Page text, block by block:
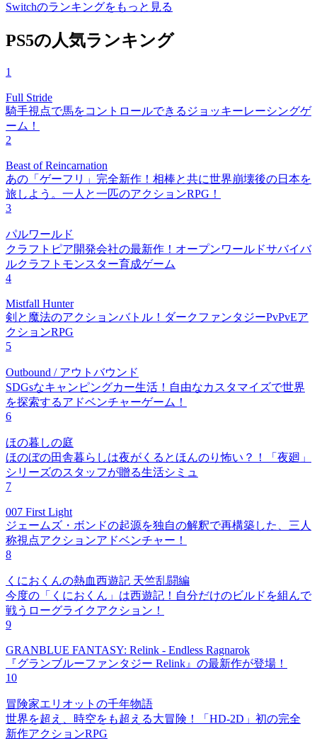
Switchのランキングをもっと見る
PS5の人気ランキング
1
Full Stride
騎手視点で馬をコントロールできるジョッキーレーシングゲ
ーム！
2
Beast of Reincarnation
あの「ゲーフリ」完全新作！相棒と共に世界崩壊後の日本を
旅しよう。一人と一匹のアクションRPG！
3
パルワールド
クラフトピア開発会社の最新作！オープンワールドサバイバ
ルクラフトモンスター育成ゲーム
4
Mistfall Hunter
剣と魔法のアクションバトル！ダークファンタジーPvPvEア
クションRPG
5
Outbound / アウトバウンド
SDGsなキャンピングカー生活！自由なカスタマイズで世界
を探索するアドベンチャーゲーム！
6
ほの暮しの庭
ほのぼの田舎暮らしは夜がくるとほんのり怖い？！「夜廻」
シリーズのスタッフが贈る生活シミュ
7
007 First Light
ジェームズ・ボンドの起源を独自の解釈で再構築した、三人
称視点アクションアドベンチャー！
8
くにおくんの熱血西遊記 天竺乱闘編
今度の「くにおくん」は西遊記！自分だけのビルドを組んで
戦うローグライクアクション！
9
GRANBLUE FANTASY: Relink - Endless Ragnarok
『グランブルーファンタジー Relink』の最新作が登場！
10
冒険家エリオットの千年物語
世界を超え、時空をも超える大冒険！「HD-2D」初の完全
新作アクションRPG